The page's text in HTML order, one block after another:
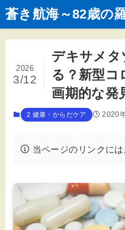
蒼き航海～82歳の
デキサメタ
る？新型コ
画期的な発
2026
3/12
2 健康・からだケア 2020
当ページのリンクに